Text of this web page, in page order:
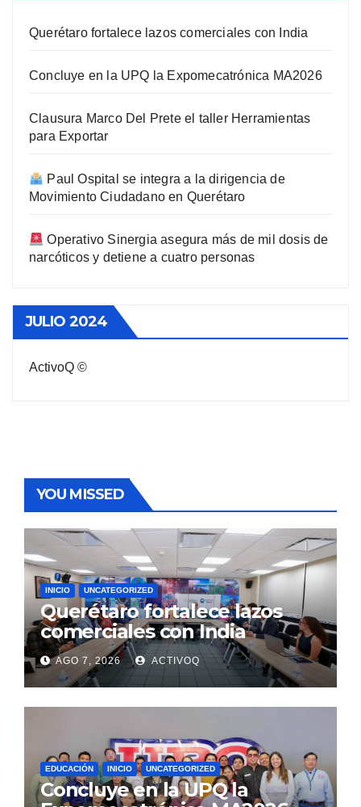
Querétaro fortalece lazos comerciales con India
Concluye en la UPQ la Expomecatrónica MA2026
Clausura Marco Del Prete el taller Herramientas
para Exportar
Paul Ospital se integra a la dirigencia de
Movimiento Ciudadano en Querétaro
Operativo Sinergia asegura más de mil dosis de
narcóticos y detiene a cuatro personas
JULIO 2024
ActivoQ ©
YOU MISSED
INICIO UNCATEGORIZED
Querétaro fortalece lazos
comerciales con India
AGO 7, 2026 ACTIVOQ
EDUCACIÓN INICIO UNCATEGORIZED
Concluye en la UPQ la